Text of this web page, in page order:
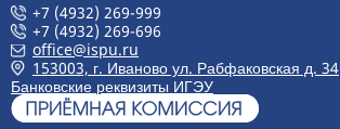
+7 (4932) 269-999
+7 (4932) 269-696
office@ispu.ru
153003, г. Иваново ул. Рабфаковская д. 34
Банковские реквизиты ИГЭУ